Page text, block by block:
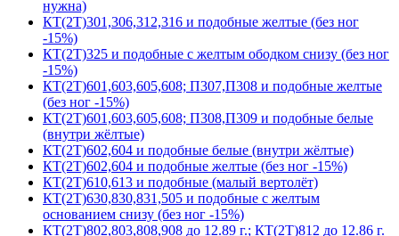
нужна)
КТ(2Т)301,306,312,316 и подобные желтые (без ног
-15%)
КТ(2Т)325 и подобные с желтым ободком снизу (без ног
-15%)
КТ(2Т)601,603,605,608; П307,П308 и подобные желтые
(без ног -15%)
КТ(2Т)601,603,605,608; П308,П309 и подобные белые
(внутри жёлтые)
КТ(2Т)602,604 и подобные белые (внутри жёлтые)
КТ(2Т)602,604 и подобные желтые (без ног -15%)
КТ(2Т)610,613 и подобные (малый вертолёт)
КТ(2Т)630,830,831,505 и подобные с желтым
основанием снизу (без ног -15%)
КТ(2Т)802,803,808,908 до 12.89 г.; КТ(2Т)812 до 12.86 г.